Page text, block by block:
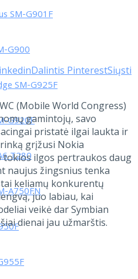
SM-G901F
G900
SM-G925F
G920F
T280
A750FN
Dalintis PinterestSiųsti
(Mobile World Congress)
gamintojų, savo
pristatė ilgai laukta ir
grįžusi Nokia
tokios ilgos pertraukos daug
naujus žingsnius tenka
keliamų konkurentų
juo labiau, kai
veikė dar Symbian
dienai jau užmarštis.